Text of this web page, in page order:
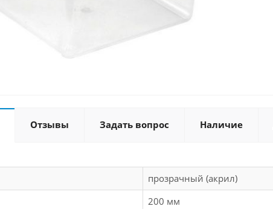
Отзывы Задать вопрос Наличие
прозрачный (акрил)
200 мм